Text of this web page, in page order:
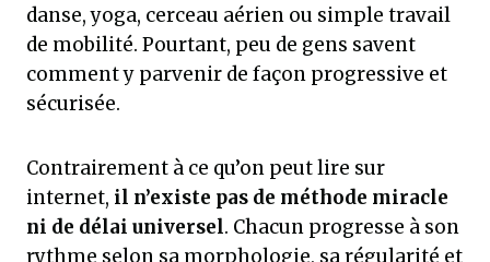
danse, yoga, cerceau aérien ou simple travail
de mobilité. Pourtant, peu de gens savent
comment y parvenir de façon progressive et
sécurisée.
Contrairement à ce qu’on peut lire sur
internet, il n’existe pas de méthode miracle
ni de délai universel. Chacun progresse à son
rythme selon sa morphologie, sa régularité et